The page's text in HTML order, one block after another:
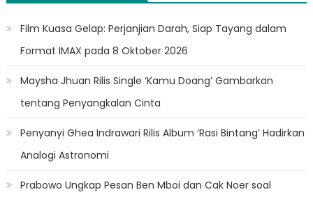
Film Kuasa Gelap: Perjanjian Darah, Siap Tayang dalam
Format IMAX pada 8 Oktober 2026
Maysha Jhuan Rilis Single ‘Kamu Doang’ Gambarkan
tentang Penyangkalan Cinta
Penyanyi Ghea Indrawari Rilis Album ‘Rasi Bintang’ Hadirkan
Analogi Astronomi
Prabowo Ungkap Pesan Ben Mboi dan Cak Noer soal